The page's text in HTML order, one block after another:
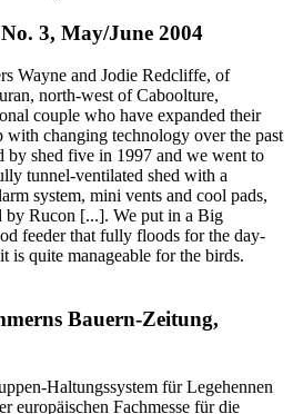
3, May/June 2004
Wayne and Jodie Redcliffe, of
north-west of Caboolture,
couple who have expanded their
with changing technology over the past
shed five in 1997 and we went to
tunnel-ventilated shed with a
system, mini vents and cool pads,
by Rucon [...]. We put in a Big
feeder that fully floods for the day-
is quite manageable for the birds.
Bauern-Zeitung,
Haltungssystem für Legehennen
europäischen Fachmesse für die